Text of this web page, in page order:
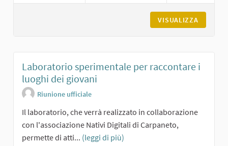
VISUALIZZA
Laboratorio sperimentale per raccontare i
luoghi dei giovani
Riunione ufficiale
Il laboratorio, che verrà realizzato in collaborazione
con l'associazione Nativi Digitali di Carpaneto,
permette di atti... (leggi di più)